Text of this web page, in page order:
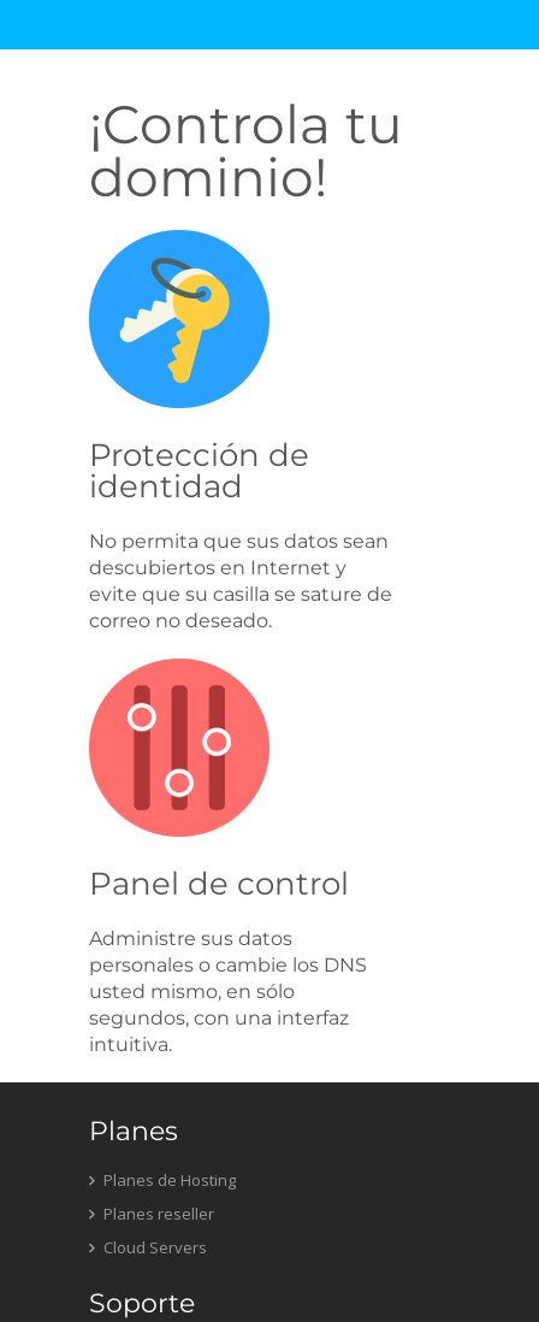
¡Controla tu
dominio!
Protección de
identidad
No permita que sus datos sean
descubiertos en Internet y
evite que su casilla se sature de
correo no deseado.
Panel de control
Administre sus datos
personales o cambie los DNS
usted mismo, en sólo
segundos, con una interfaz
intuitiva.
Planes
Planes de Hosting
Planes reseller
Cloud Servers
Soporte